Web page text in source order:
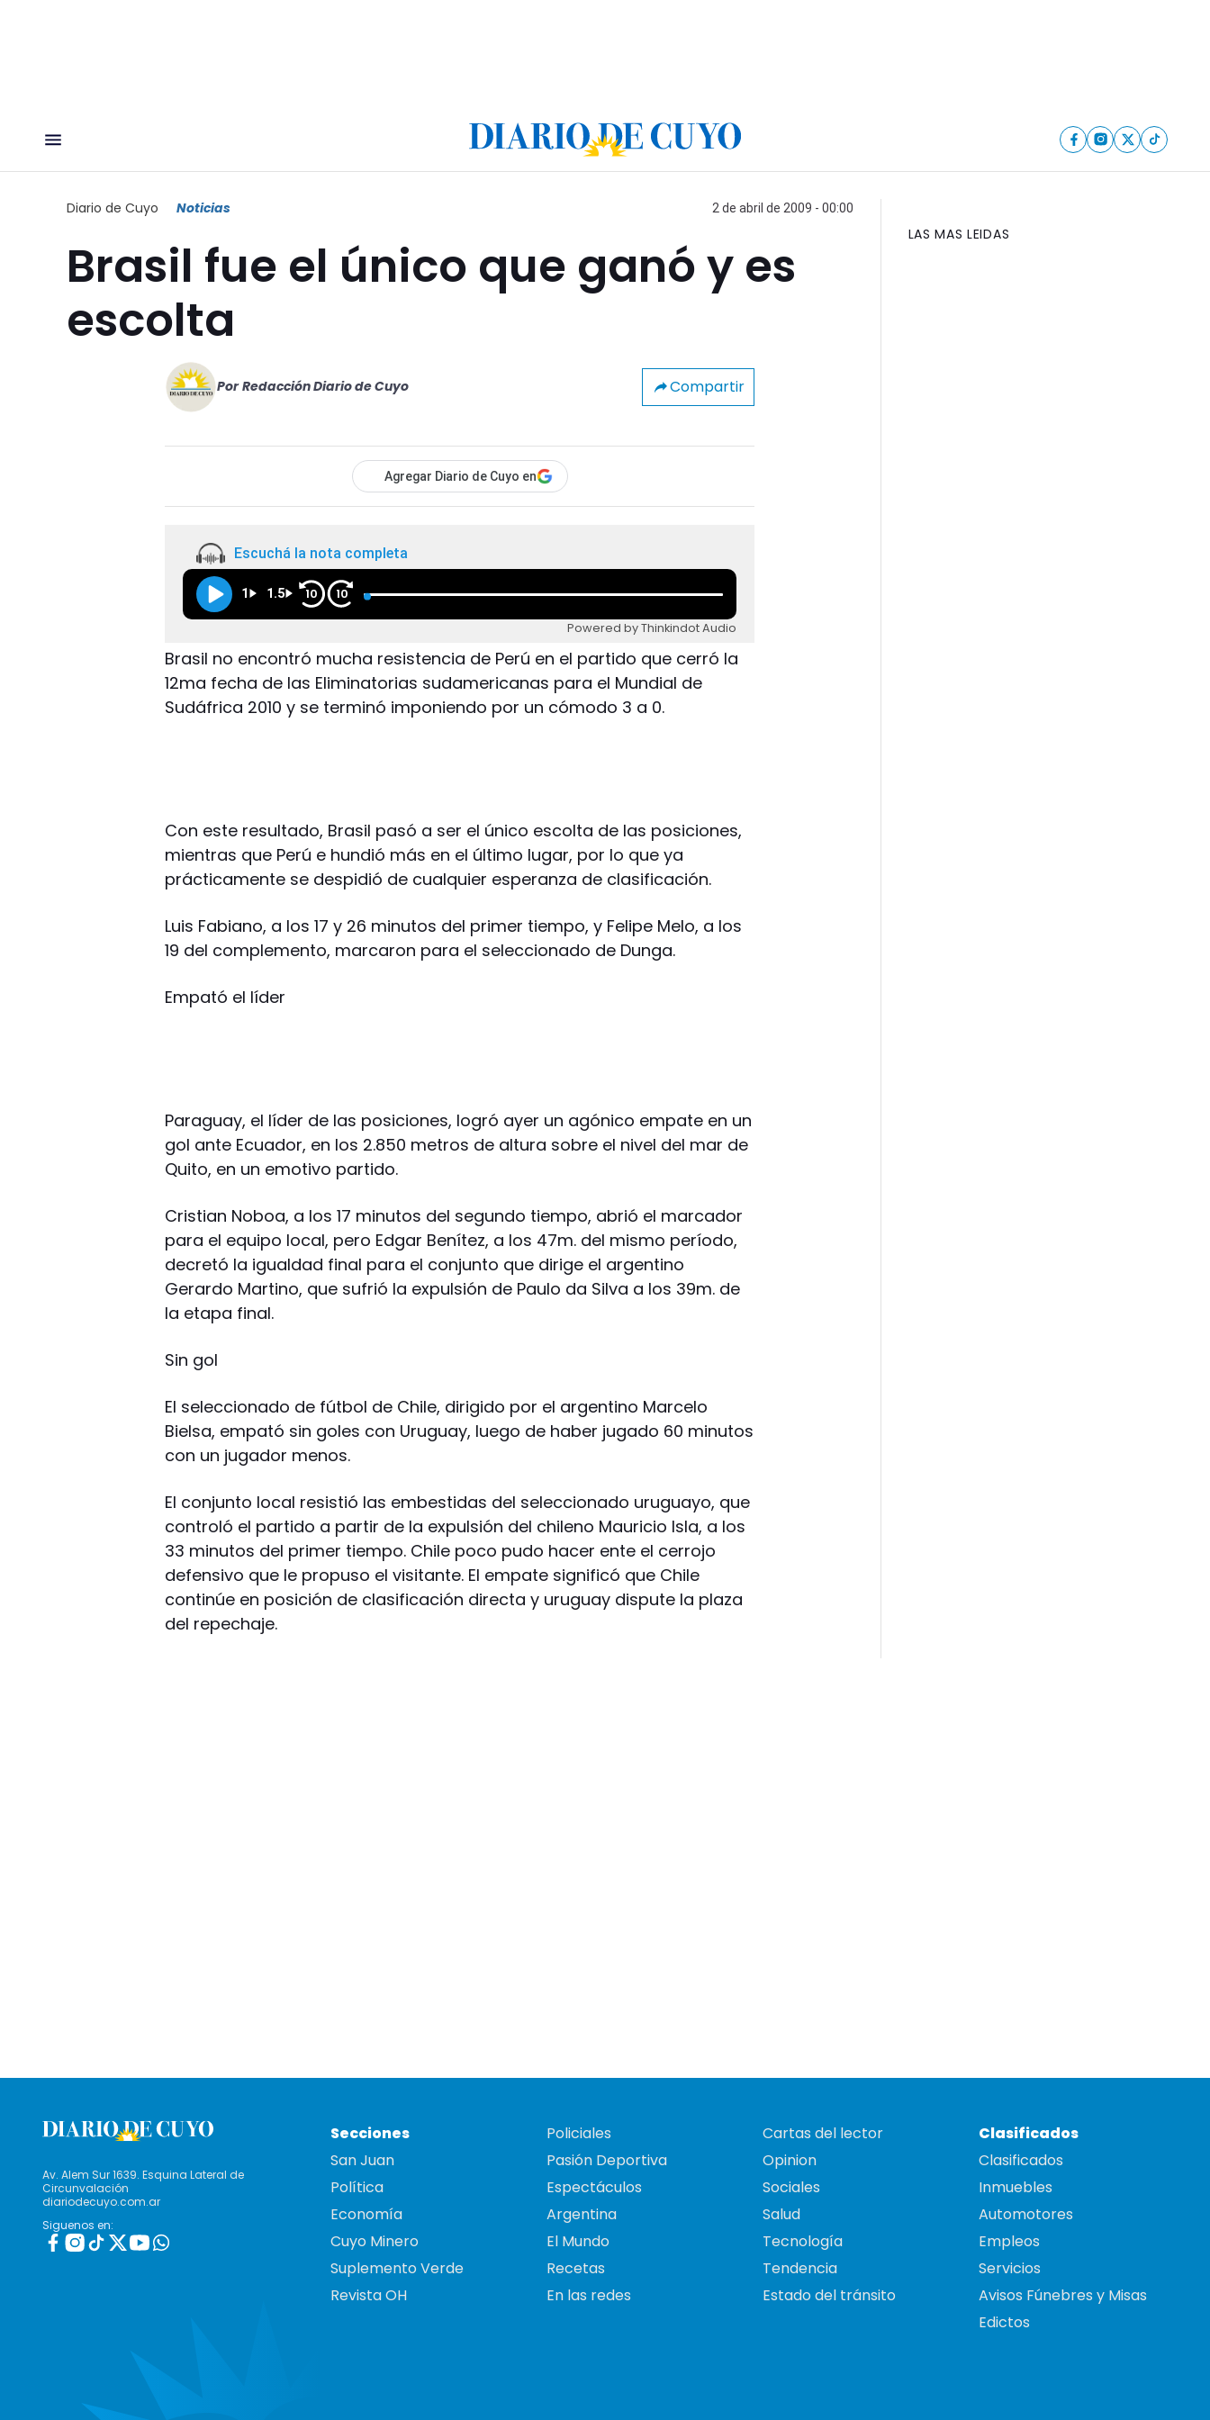
Diario de Cuyo Noticias 2 de abril de 2009 - 00:00
Brasil fue el único que ganó y es
escolta
Por Redacción Diario de Cuyo Compartir
Agregar Diario de Cuyo en
Escuchá la nota completa
1 1.5 10 10
Powered by Thinkindot Audio
Brasil no encontró mucha resistencia de Perú en el partido que cerró la
12ma fecha de las Eliminatorias sudamericanas para el Mundial de
Sudáfrica 2010 y se terminó imponiendo por un cómodo 3 a 0.
Con este resultado, Brasil pasó a ser el único escolta de las posiciones,
mientras que Perú e hundió más en el último lugar, por lo que ya
prácticamente se despidió de cualquier esperanza de clasificación.
Luis Fabiano, a los 17 y 26 minutos del primer tiempo, y Felipe Melo, a los
19 del complemento, marcaron para el seleccionado de Dunga.
Empató el líder
Paraguay, el líder de las posiciones, logró ayer un agónico empate en un
gol ante Ecuador, en los 2.850 metros de altura sobre el nivel del mar de
Quito, en un emotivo partido.
Cristian Noboa, a los 17 minutos del segundo tiempo, abrió el marcador
para el equipo local, pero Edgar Benítez, a los 47m. del mismo período,
decretó la igualdad final para el conjunto que dirige el argentino
Gerardo Martino, que sufrió la expulsión de Paulo da Silva a los 39m. de
la etapa final.
Sin gol
El seleccionado de fútbol de Chile, dirigido por el argentino Marcelo
Bielsa, empató sin goles con Uruguay, luego de haber jugado 60 minutos
con un jugador menos.
El conjunto local resistió las embestidas del seleccionado uruguayo, que
controló el partido a partir de la expulsión del chileno Mauricio Isla, a los
33 minutos del primer tiempo. Chile poco pudo hacer ente el cerrojo
defensivo que le propuso el visitante. El empate significó que Chile
continúe en posición de clasificación directa y uruguay dispute la plaza
del repechaje.
LAS MAS LEIDAS
Av. Alem Sur 1639. Esquina Lateral de
Circunvalación
diariodecuyo.com.ar
Siguenos en:
Secciones
San Juan
Política
Economía
Cuyo Minero
Suplemento Verde
Revista OH
Policiales
Pasión Deportiva
Espectáculos
Argentina
El Mundo
Recetas
En las redes
Cartas del lector
Opinion
Sociales
Salud
Tecnología
Tendencia
Estado del tránsito
Clasificados
Clasificados
Inmuebles
Automotores
Empleos
Servicios
Avisos Fúnebres y Misas
Edictos